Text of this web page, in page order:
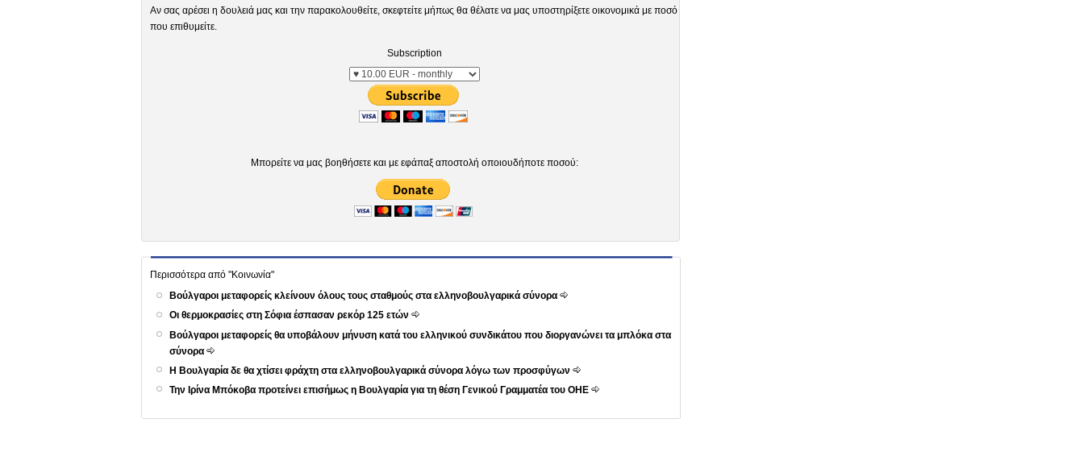
Αν σας αρέσει η δουλειά μας και την παρακολουθείτε, σκεφτείτε μήπως θα θέλατε να μας υποστηρίξετε οικονομικά με ποσό
που επιθυμείτε.
Subscription
Μπορείτε να μας βοηθήσετε και με εφάπαξ αποστολή οποιουδήποτε ποσού:
Περισσότερα από "Κοινωνία"
Βούλγαροι μεταφορείς κλείνουν όλους τους σταθμούς στα ελληνοβουλγαρικά σύνορα
Οι θερμοκρασίες στη Σόφια έσπασαν ρεκόρ 125 ετών
Βούλγαροι μεταφορείς θα υποβάλουν μήνυση κατά του ελληνικού συνδικάτου που διοργανώνει τα μπλόκα στα
σύνορα
Η Βουλγαρία δε θα χτίσει φράχτη στα ελληνοβουλγαρικά σύνορα λόγω των προσφύγων
Την Ιρίνα Μπόκοβα προτείνει επισήμως η Βουλγαρία για τη θέση Γενικού Γραμματέα του ΟΗΕ